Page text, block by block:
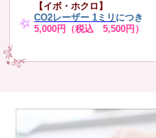
【イボ・ホクロ】
CO2レーザー 1ミリ につき
5,000円（税込 5,500円）